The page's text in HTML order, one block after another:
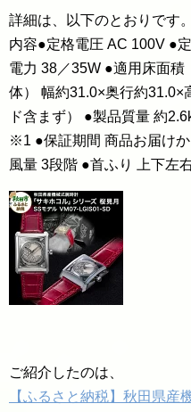
詳細は、以下のとおりです。
内容●定格電圧 AC 100V ●
電力 38／35W ●適用床面
体） 幅約31.0×奥行約
ド含まず） ●製品質量 約
※1 ●保証期間 商品お届け
風量 3段階 ●首ふり 上下左
ご紹介したのは、
【ふるさと納税】秋田県産